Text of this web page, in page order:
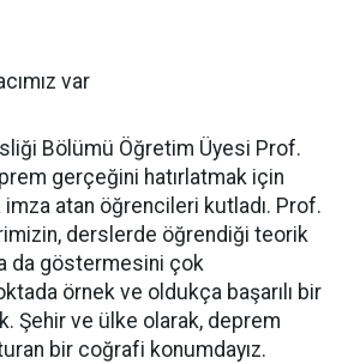
var
Bölümü Öğretim Üyesi Prof.
gerçeğini hatırlatmak için
imza atan öğrencileri kutladı. Prof.
derslerde öğrendiği teorik
da göstermesini çok
örnek ve oldukça başarılı bir
Şehir ve ülke olarak, deprem
bir coğrafi konumdayız.